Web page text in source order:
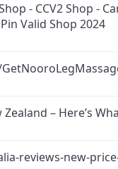
Shop - CCV2 Shop
Valid Shop 2024
– Here’s
reviews-new-